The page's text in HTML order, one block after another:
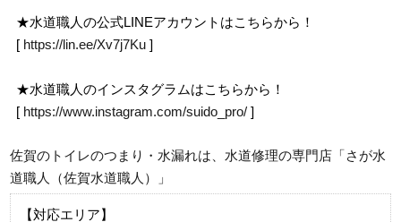
★水道職人の公式LINEアカウントはこちらから！
[ https://lin.ee/Xv7j7Ku ]
★水道職人のインスタグラムはこちらから！
[ https://www.instagram.com/suido_pro/ ]
佐賀のトイレのつまり・水漏れは、水道修理の専門店「さが水
道職人（佐賀水道職人）」
【対応エリア】